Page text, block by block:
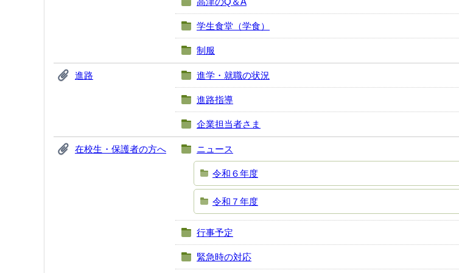
学生食堂（学食）
制服
進路 進学・就職の状況
進路指導
企業担当者さま
在校生・保護者の方へ ニュース
令和６年度
令和７年度
行事予定
緊急時の対応